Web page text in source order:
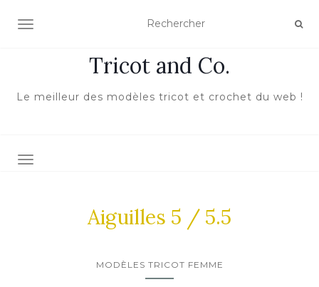
ACTIVER/DÉSACTIVER LA NAVIGATION
Tricot and Co.
Le meilleur des modèles tricot et crochet du web !
TOGGLE NAVIGATION
Aiguilles 5 / 5.5
MODÈLES TRICOT FEMME